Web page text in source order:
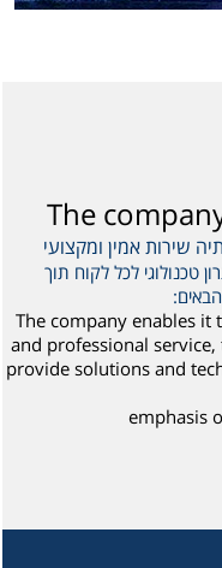
שירות אמין ומקצועי
לכל לקוח תוך
The company enables
and professional
provide solutions and
emphasis